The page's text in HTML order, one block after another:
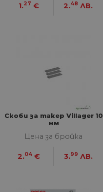
1.27 € 2.48 ЛВ.
Скоби за такер Villager 10
мм
Цена за бройка
2.04 € 3.99 ЛВ.